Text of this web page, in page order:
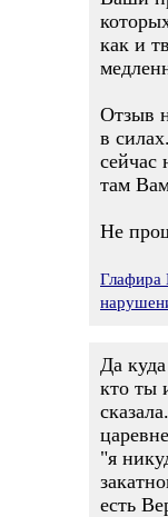
как и
Отзыв
в
сейчас
там
Не
Глафира
Да
кто ты
"я
есть